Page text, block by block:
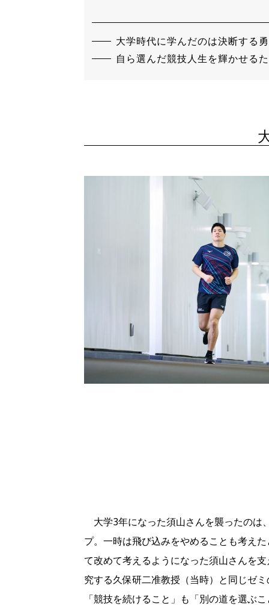
大学時代に学んだのは決断する
自ら選んだ競技人生を輝かせる
大学3年になった須山さんを襲ったのは
プ。一時は飛び込みをやめることも考え
て改めて考えるようになった須山さんを
究する久保研二准教授（当時）と同じゼ
「競技を続けること」も「別の道を選ぶ